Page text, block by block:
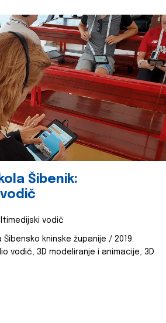
Šibenik:
vodič
Šibensko kninske županije / 2019.
vodič, 3D modeliranje i animacije, 3D